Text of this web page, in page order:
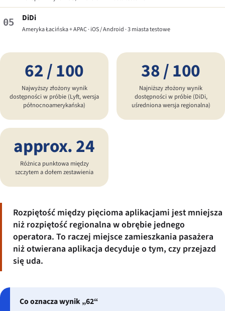
05 DiDi
Ameryka Łacińska + APAC · iOS / Android · 3 miasta testowe
62 / 100
Najwyższy złożony wynik
dostępności w próbie (Lyft, wersja
północnoamerykańska)
38 / 100
Najniższy złożony wynik
dostępności w próbie (DiDi,
uśredniona wersja regionalna)
approx. 24
Różnica punktowa między
szczytem a dołem zestawienia
Rozpiętość między pięcioma aplikacjami jest mniejsza
niż rozpiętość regionalna w obrębie jednego
operatora. To raczej miejsce zamieszkania pasażera
niż otwierana aplikacja decyduje o tym, czy przejazd
się uda.
Co oznacza wynik „62“